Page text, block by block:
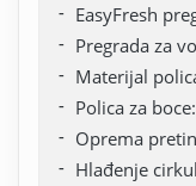
EasyFresh
Pregrada za
Materijal
Polica za
Oprema
Hlađenje